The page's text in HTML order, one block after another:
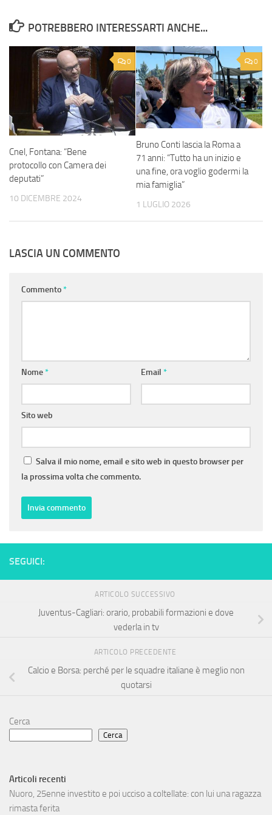
POTREBBERO INTERESSARTI ANCHE...
0
Cnel, Fontana: “Bene
protocollo con Camera dei
deputati”
10 DICEMBRE 2024
0
Bruno Conti lascia la Roma a
71 anni: “Tutto ha un inizio e
una fine, ora voglio godermi la
mia famiglia”
1 LUGLIO 2026
LASCIA UN COMMENTO
Commento*
Nome* Email *
Sito web
Salva il mio nome, email e sito web in questo browser per
la prossima volta che commento.
SEGUICI:
ARTICOLO SUCCESSIVO
Juventus-Cagliari: orario, probabili formazioni e dove
vederla in tv
ARTICOLO PRECEDENTE
Calcio e Borsa: perché per le squadre italiane è meglio non
quotarsi
Cerca
Cerca
Articoli recenti
Nuoro, 25enne investito e poi ucciso a coltellate: con lui una ragazza
rimasta ferita